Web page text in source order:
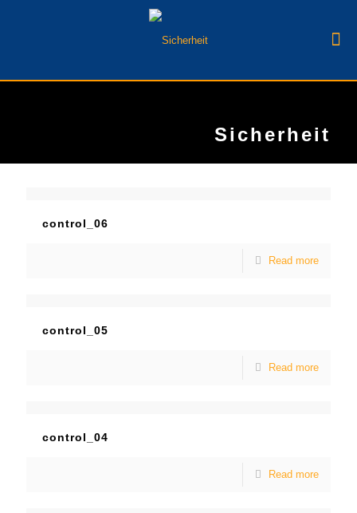
Sicherheit
control_06
Read more
control_05
Read more
control_04
Read more